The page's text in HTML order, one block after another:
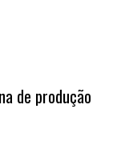
de produção